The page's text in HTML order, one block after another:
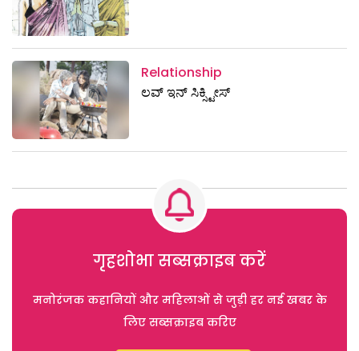
Relationship
ಲವ್ ಇನ್‌ ಸಿಕ್ಸ್ಟೀಸ್‌
गृहशोभा सब्सक्राइब करें
मनोरंजक कहानियों और महिलाओं से जुड़ी हर नई खबर के
लिए सब्सक्राइब करिए